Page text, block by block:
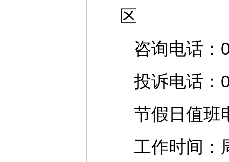
区
咨询电话：
投诉电话：
节假日值班
工作时间：